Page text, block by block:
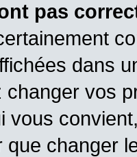
pas
dans
vos
vous
que changer